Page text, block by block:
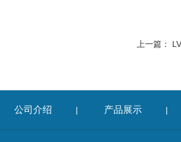
上一篇：
公司介绍 | 产品展示 |